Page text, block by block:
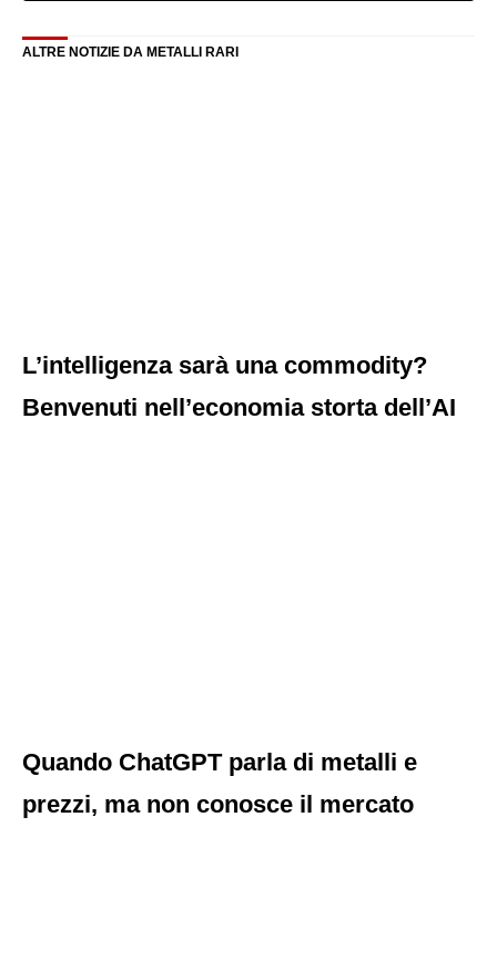
ALTRE NOTIZIE DA METALLI RARI
L’intelligenza sarà una commodity?
Benvenuti nell’economia storta dell’AI
Quando ChatGPT parla di metalli e
prezzi, ma non conosce il mercato